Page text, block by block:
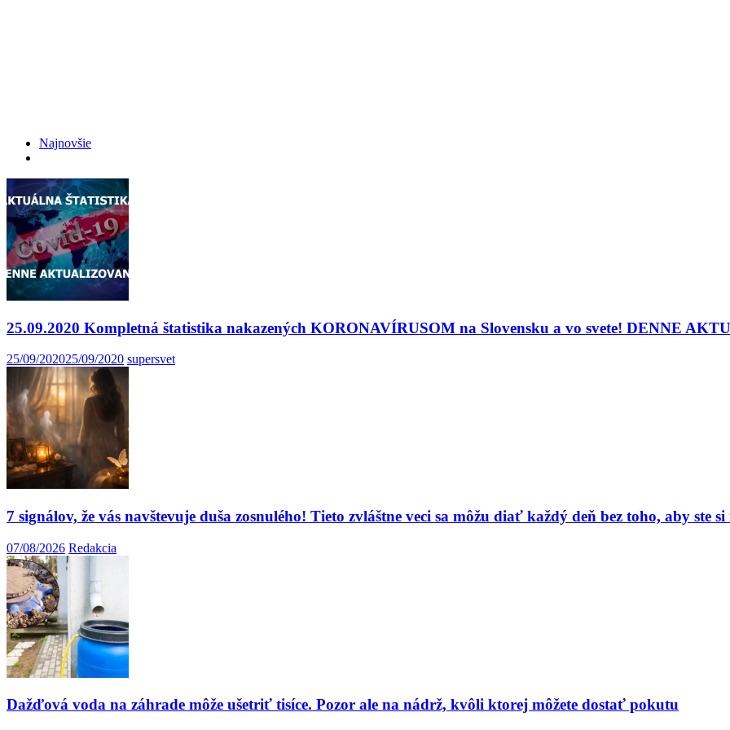
Najnovšie
25.09.2020 Kompletná štatistika nakazených KORONAVÍRUSOM na Slovensku a vo svete! DENNE
25/09/202025/09/2020 supersvet
7 signálov, že vás navštevuje duša zosnulého! Tieto zvláštne veci sa môžu diať každý deň bez toho, aby ste
07/08/2026 Redakcia
Dažďová voda na záhrade môže ušetriť tisíce. Pozor ale na nádrž, kvôli ktorej môžete dostať pokutu